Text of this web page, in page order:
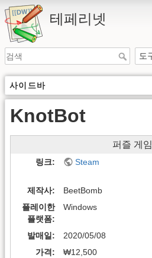
테페리넷
사이드바
KnotBot
퍼즐 게임
링크 Steam
제작사
BeetBomb
플레이한
플랫폼
Windows
발매일
2020/05/08
가격
₩12,500